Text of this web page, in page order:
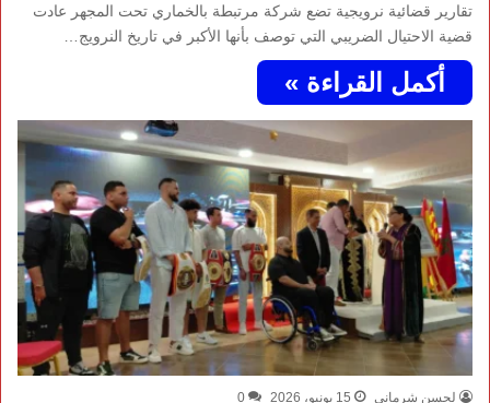
تقارير قضائية نرويجية تضع شركة مرتبطة بالخماري تحت المجهر عادت
قضية الاحتيال الضريبي التي توصف بأنها الأكبر في تاريخ النرويج…
أكمل القراءة »
لحسن شرماني 15 يونيو، 2026 0